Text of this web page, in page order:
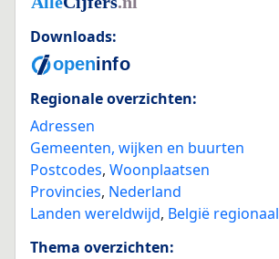
Downloads:
Regionale overzichten:
Adressen
Gemeenten, wijken en buurten
Postcodes, Woonplaatsen
Provincies, Nederland
Landen wereldwijd, België regionaal
Thema overzichten: